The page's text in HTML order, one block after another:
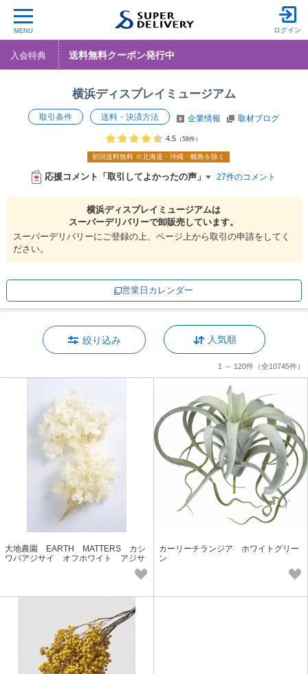
MENU ログイン
入会特典 送料無料クーポン発行中
横浜ディスプレイミュージアム
取引条件 送料・決済方法 企業情報 取材ブログ
初回送料無料 ※北海道・沖縄・離島を除く
4.5 （58件）
応援コメント「取引してよかったの声」 27件のコメント
横浜ディスプレイミュージアムは
スーパーデリバリーで卸販売しています。
スーパーデリバリーにご登録の上、ページ上から取引の申請をしてく
ださい。
営業日カレンダー
絞り込み 人気順
1 ～ 120件 （全10745件）
大地農園 EARTH MATTERS カシ
ワバアジサイ オフホワイト アジサ
カーリーチランジア ホワイトグリー
ン